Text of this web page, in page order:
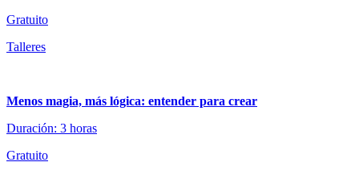
Gratuito
Talleres
Menos magia, más lógica: entender para crear
Duración: 3 horas
Gratuito